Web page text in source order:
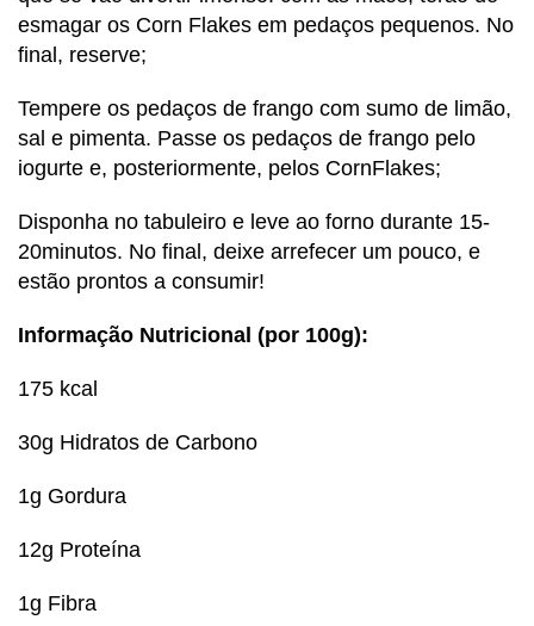
esmagar os Corn Flakes em pedaços pequenos. No
final, reserve;
Tempere os pedaços de frango com sumo de limão,
sal e pimenta. Passe os pedaços de frango pelo
iogurte e, posteriormente, pelos CornFlakes;
Disponha no tabuleiro e leve ao forno durante 15-
20minutos. No final, deixe arrefecer um pouco, e
estão prontos a consumir!
Informação Nutricional (por 100g):
175 kcal
30g Hidratos de Carbono
1g Gordura
12g Proteína
1g Fibra